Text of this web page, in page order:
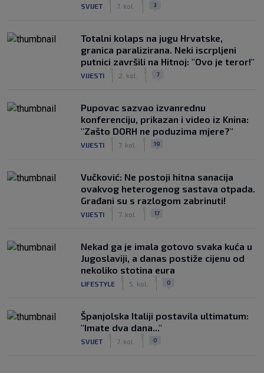
SVIJET 7. kol. 3
Totalni kolaps na jugu Hrvatske,
granica paralizirana. Neki iscrpljeni
putnici završili na Hitnoj: "Ovo je teror!"
VIJESTI 2. kol. 7
Pupovac sazvao izvanrednu
konferenciju, prikazan i video iz Knina:
"Zašto DORH ne poduzima mjere?"
VIJESTI 7. kol. 19
Vučković: Ne postoji hitna sanacija
ovakvog heterogenog sastava otpada.
Građani su s razlogom zabrinuti!
VIJESTI 7. kol. 17
Nekad ga je imala gotovo svaka kuća u
Jugoslaviji, a danas postiže cijenu od
nekoliko stotina eura
LIFESTYLE 5. kol. 0
Španjolska Italiji postavila ultimatum:
"Imate dva dana..."
SVIJET 7. kol. 0